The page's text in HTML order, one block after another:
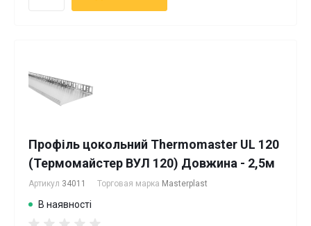
Профіль цокольний Thermomaster UL 120
(Термомайстер ВУЛ 120) Довжина - 2,5м
Артикул 34011 Торговая марка Masterplast
В наявності